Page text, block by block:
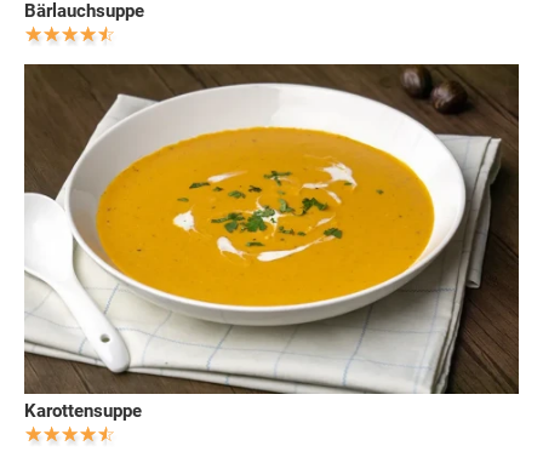
Bärlauchsuppe
Karottensuppe